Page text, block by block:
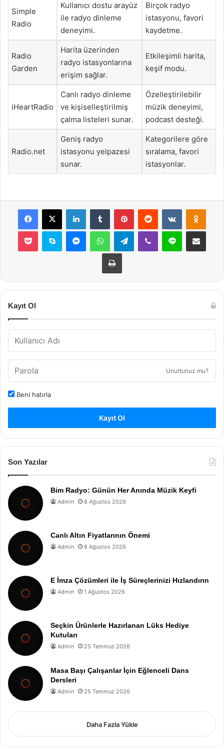
Simple
Radio
Kullanıcı dostu arayüz
ile radyo dinleme
deneyimi.
Birçok radyo
istasyonu, favori
kaydetme.
Radio
Garden
Harita üzerinden
radyo istasyonlarına
erişim sağlar.
Etkileşimli harita,
keşif modu.
iHeartRadio
Canlı radyo dinleme
ve kişiselleştirilmiş
çalma listeleri sunar.
Özelleştirilebilir
müzik deneyimi,
podcast desteği.
Radio.net
Geniş radyo
istasyonu yelpazesi
sunar.
Kategorilere göre
sıralama, favori
istasyonlar.
Facebook
X LinkedInTumblr PinterestReddit VKontakte
Pocket Skype MessengerWhatsAppTelegramViber Line E-Posta ile
Yazdır
Kayıt Ol
Unuttunuz mu?
Beni hatırla
Kayıt Ol
Son Yazılar
Bim Radyo: Günün Her Anında Müzik Keyfi
Admin 8 Ağustos 2026
Canlı Altın Fiyatlarının Önemi
Admin 8 Ağustos 2026
E İmza Çözümleri ile İş Süreçlerinizi Hızlandırın
Admin 1 Ağustos 2026
Seçkin Ürünlerle Hazırlanan Lüks Hediye
Kutuları
Admin 25 Temmuz 2026
Masa Başı Çalışanlar İçin Eğlenceli Dans
Dersleri
Admin 25 Temmuz 2026
Daha Fazla Yükle